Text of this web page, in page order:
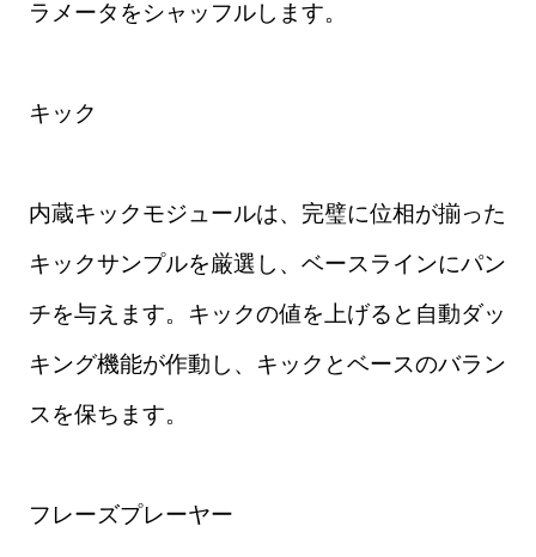
ラメータをシャッフルします。
キック
内蔵キックモジュールは、完璧に位相が揃った
キックサンプルを厳選し、ベースラインにパン
チを与えます。キックの値を上げると自動ダッ
キング機能が作動し、キックとベースのバラン
スを保ちます。
フレーズプレーヤー